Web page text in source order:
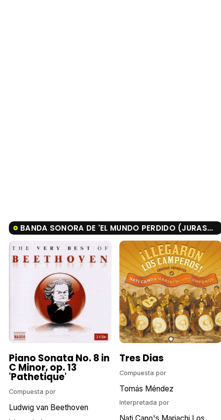
BANDA SONORA DE 'EL MUNDO PERDIDO (JURASSIC PARK)'
Piano Sonata No. 8 in
C Minor, op. 13
'Pathetique'
Compuesta por
Ludwig van Beethoven
Tres Dias
Compuesta por
Tomás Méndez
Interpretada por